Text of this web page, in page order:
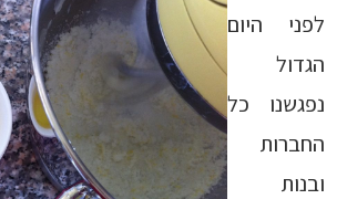
לפני היום
הגדול
נפגשנו כל
החברות
ובנות